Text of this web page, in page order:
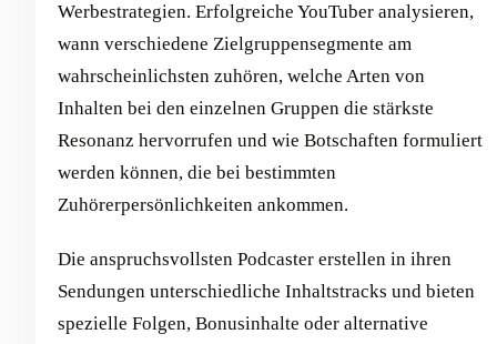
Werbestrategien. Erfolgreiche YouTuber analysieren,
wann verschiedene Zielgruppensegmente am
wahrscheinlichsten zuhören, welche Arten von
Inhalten bei den einzelnen Gruppen die stärkste
Resonanz hervorrufen und wie Botschaften formuliert
werden können, die bei bestimmten
Zuhörerpersönlichkeiten ankommen.
Die anspruchsvollsten Podcaster erstellen in ihren
Sendungen unterschiedliche Inhaltstracks und bieten
spezielle Folgen, Bonusinhalte oder alternative